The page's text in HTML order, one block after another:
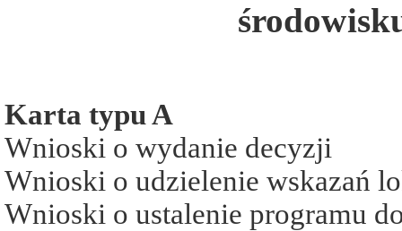
Karta typu A
Wnioski o wydanie decyzji
Wnioski o udzielenie wskazań
Wnioski o ustalenie programu